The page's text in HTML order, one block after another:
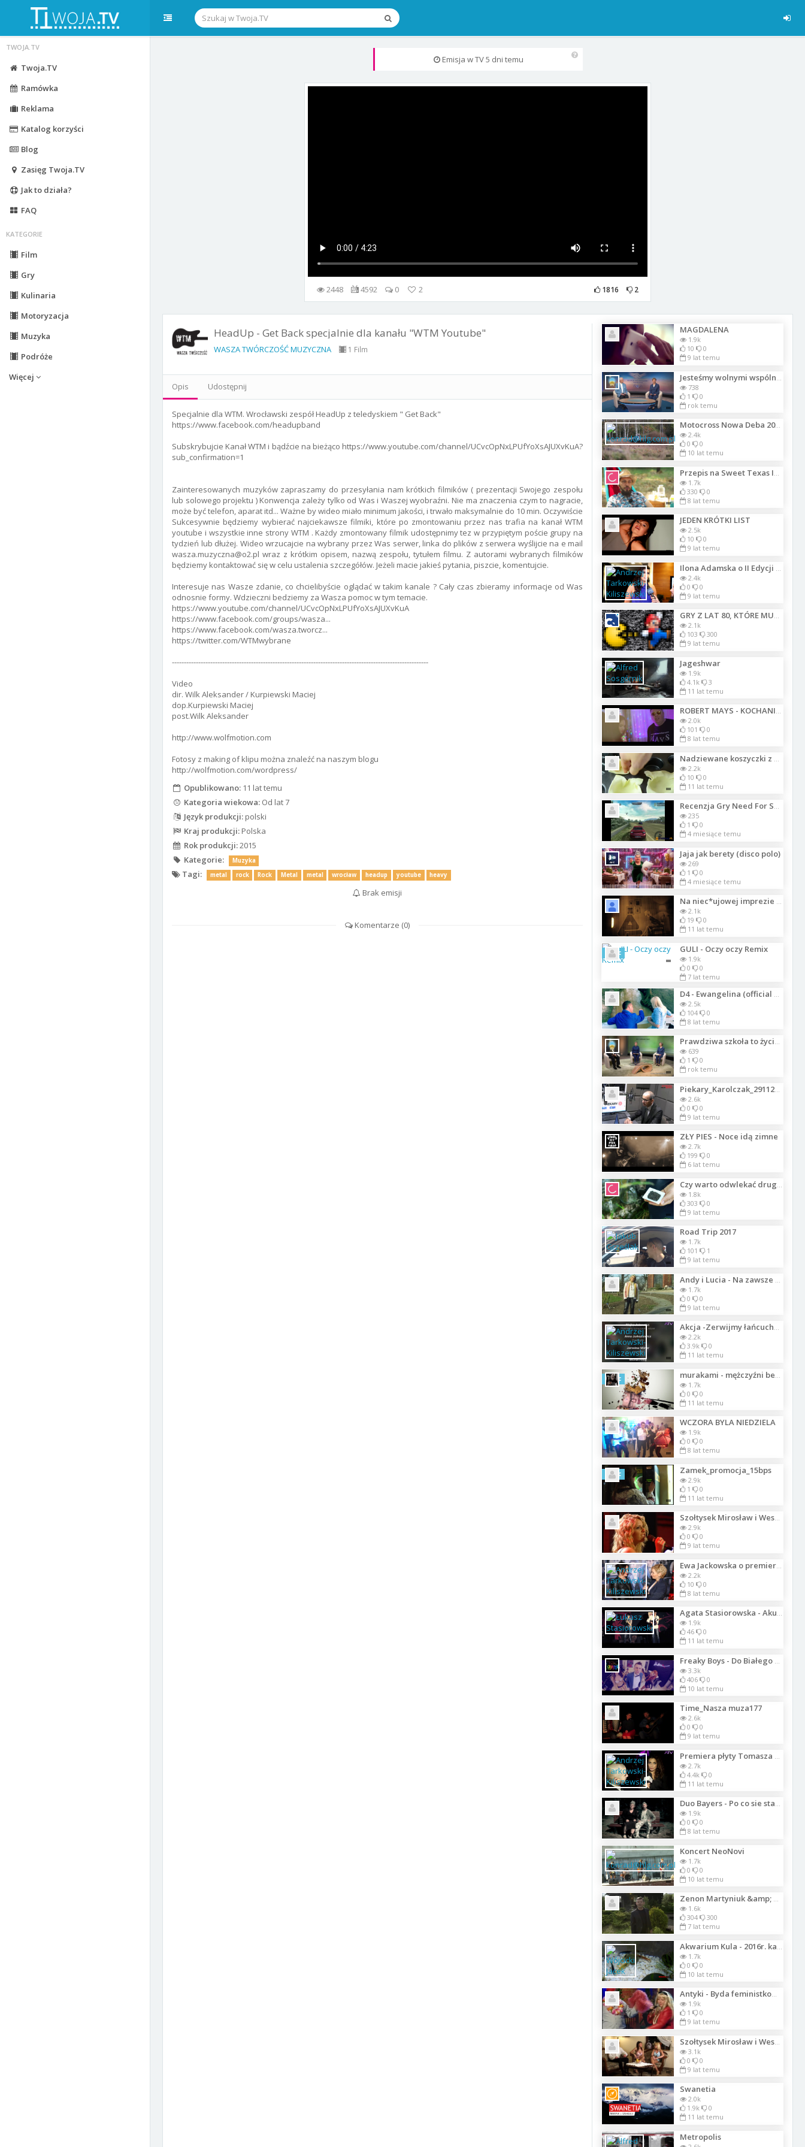
TWOJA.TV
Twoja.TV
Ramówka
Reklama
Katalog korzyści
Blog
Zasięg Twoja.TV
Jak to działa?
FAQ
KATEGORIE
Film
Gry
Kulinaria
Motoryzacja
Muzyka
Podróże
Więcej
Emisja w TV5 dni temu
2448 4592 0 2 1816 2
HeadUp - Get Back specjalnie dla kanału "WTM Youtube"
WASZA TWÓRCZOŚĆ MUZYCZNA 1 Film
Opis Udostępnij
Specjalnie dla WTM. Wrocławski zespół HeadUp z teledyskiem " Get Back"
https://www.facebook.com/headupband
Subskrybujcie Kanał WTM i bądźcie na bieżąco https://www.youtube.com/channel/UCvcOpNxLPUfYoXsAJUXvKuA?
sub_confirmation=1
Zainteresowanych muzyków zapraszamy do przesyłania nam krótkich filmików ( prezentacji Swojego zespołu
lub solowego projektu ) Konwencja zależy tylko od Was i Waszej wyobraźni. Nie ma znaczenia czym to nagracie,
może być telefon, aparat itd... Ważne by wideo miało minimum jakości, i trwało maksymalnie do 10 min. Oczywiście
Sukcesywnie będziemy wybierać najciekawsze filmiki, które po zmontowaniu przez nas trafia na kanał WTM
youtube i wszystkie inne strony WTM . Każdy zmontowany filmik udostępnimy tez w przypiętym poście grupy na
tydzień lub dłużej. Wideo wrzucajcie na wybrany przez Was serwer, linka do plików z serwera wyślijcie na e mail
wasza.muzyczna@o2.pl wraz z krótkim opisem, nazwą zespołu, tytułem filmu. Z autorami wybranych filmików
będziemy kontaktować się w celu ustalenia szczegółów. Jeżeli macie jakieś pytania, piszcie, komentujcie.
Interesuje nas Wasze zdanie, co chcielibyście oglądać w takim kanale ? Cały czas zbieramy informacje od Was
odnosnie formy. Wdzieczni bedziemy za Wasza pomoc w tym temacie.
https://www.youtube.com/channel/UCvcOpNxLPUfYoXsAJUXvKuA
https://www.facebook.com/groups/wasza...
https://www.facebook.com/wasza.tworcz...
https://twitter.com/WTMwybrane
-----------------------------------------------------------------------------------------------------------
Video
dir. Wilk Aleksander / Kurpiewski Maciej
dop.Kurpiewski Maciej
post.Wilk Aleksander
http://www.wolfmotion.com
Fotosy z making of klipu można znaleźć na naszym blogu
http://wolfmotion.com/wordpress/
Opublikowano: 11 lat temu
Kategoria wiekowa:Od lat 7
Język produkcji:polski
Kraj produkcji:Polska
Rok produkcji:2015
Kategorie:
Muzyka
Tagi: metal rock Rock Metal metal wrocław headup youtube heavy
Brak emisji
Komentarze (0)
MAGDALENA
1.9k
10
0
9 lat temu
738
1
0
rok temu
Motocross Nowa Deba 2014
2.4k
0
0
10 lat temu
1.7k
330
0
8 lat temu
JEDEN KRÓTKI LIST
2.5k
10
0
9 lat temu
2.4k
0
0
9 lat temu
GRY Z LAT 80, KTÓRE MUSISZ ZNAĆ
2.1k
103
300
9 lat temu
Jageshwar
1.9k
4.1k
3
11 lat temu
ROBERT MAYS - KOCHANIE NA ŚNIADANIE mp4
2.0k
101
0
8 lat temu
2.2k
10
0
11 lat temu
Recenzja Gry Need For Speed Hot Pursuit 2
235
1
0
4 miesiące temu
Jaja jak berety (disco polo)
269
1
0
4 miesiące temu
Na niec*ujowej imprezie Chujowej Pani domu_720
2.1k
19
0
11 lat temu
Szkic GULI - Oczy oczy Remix
1.9k
0
0
7 lat temu
2.5k
104
0
8 lat temu
Prawdziwa szkoła to życie. Mówiący Bóg.
639
1
0
rok temu
2.6k
0
0
9 lat temu
ZŁY PIES - Noce idą zimne
2.7k
199
0
6 lat temu
1.8k
303
0
9 lat temu
Road Trip 2017
1.7k
101
1
9 lat temu
1.7k
0
0
9 lat temu
Akcja -Zerwijmy łańcuchy- na Placu Zamkowym
2.2k
3.9k
0
11 lat temu
Szkic
1.7k
0
0
11 lat temu
WCZORA BYLA NIEDZIELA
1.9k
0
0
8 lat temu
Szkic Zamek_promocja_15bps
2.9k
1
0
11 lat temu
Szołtysek Mirosław i Wesołe Trio - Kiedy powiy sie tak - koncert_Lista_1299
2.9k
0
0
9 lat temu
2.2k
10
0
8 lat temu
Agata Stasiorowska - Akurat -Pa, pa, pa
1.9k
46
0
11 lat temu
3.3k
406
0
10 lat temu
Time_Nasza muza177
2.6k
0
0
9 lat temu
2.7k
4.4k
0
11 lat temu
Duo Bayers - Po co sie starać
1.9k
0
0
8 lat temu
Koncert NeoNovi
1.7k
0
0
10 lat temu
Zenon Martyniuk &amp; Diego - Ostatni Klaps - Official Video 2015
1.6k
304
300
7 lat temu
1.7k
0
0
10 lat temu
Antyki - Byda feministkom4023
1.9k
1
0
9 lat temu
3.1k
0
0
9 lat temu
Swanetia
2.0k
1.9k
0
11 lat temu
Metropolis